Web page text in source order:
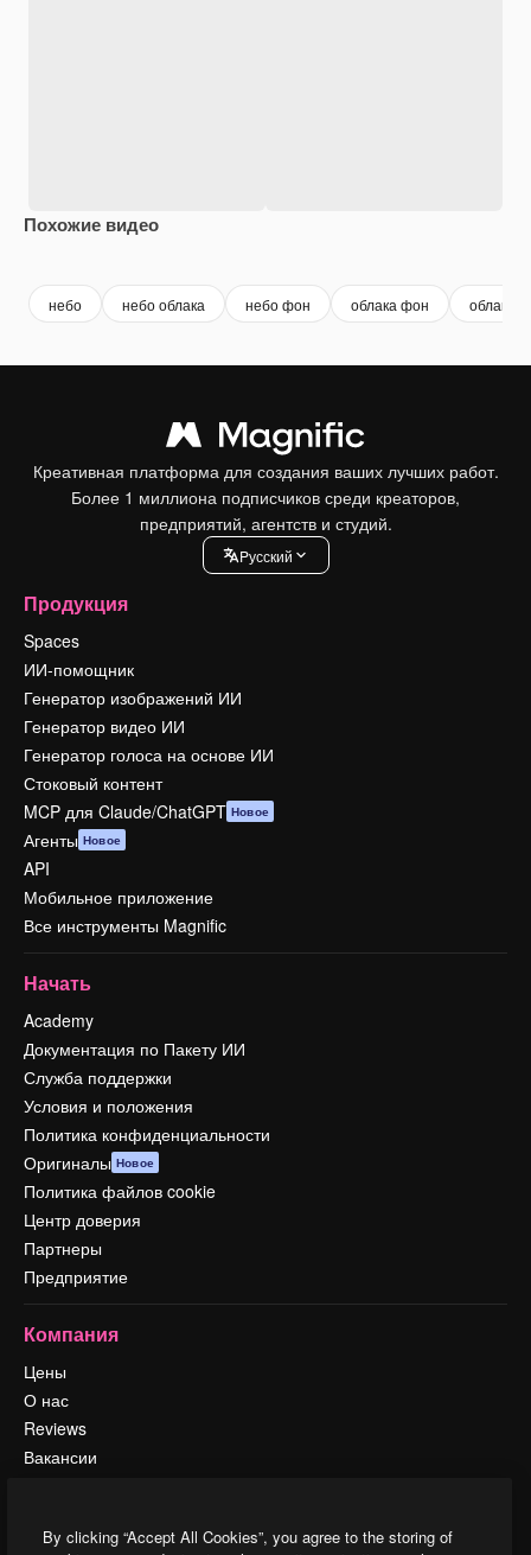
Похожие видео
небо небо облака небо фон облака фон облака
Креативная платформа для создания ваших лучших работ.
Более 1 миллиона подписчиков среди креаторов,
предприятий, агентств и студий.
Pусский
Продукция
Spaces
ИИ-помощник
Генератор изображений ИИ
Генератор видео ИИ
Генератор голоса на основе ИИ
Стоковый контент
MCP для Claude/ChatGPT Новое
Агенты Новое
API
Мобильное приложение
Все инструменты Magnific
Начать
Academy
Документация по Пакету ИИ
Служба поддержки
Условия и положения
Политика конфиденциальности
Оригиналы Новое
Политика файлов cookie
Центр доверия
Партнеры
Предприятие
Компания
Цены
О нас
Reviews
Вакансии
События
By clicking “Accept All Cookies”, you agree to the storing of